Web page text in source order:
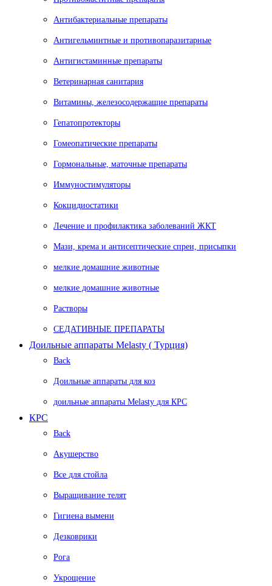
Антибактериальные препараты
Антигельминтные и противопаразитарные
Антигистаминные препараты
Ветеринарная санитария
Витамины, железосодержащие препараты
Гепатопротекторы
Гомеопатические препараты
Гормональные, маточные препараты
Иммуностимуляторы
Кокцидиостатики
Лечение и профилактика заболеваний ЖКТ
Мази, крема и антисептические спреи, присыпки
мелкие домашние животные
мелкие домашние животные
Растворы
СЕДАТИВНЫЕ ПРЕПАРАТЫ
Доильные аппараты Melasty ( Турция)
Back
Доильные аппараты для коз
доильные аппараты Melasty для КРС
КРС
Back
Акушерство
Все для стойла
Выращивание телят
Гигиена вымени
Дезковрики
Рога
Укрощение